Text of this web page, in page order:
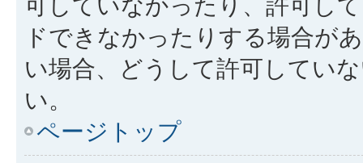
ドできなかったりする場合が
い場合、どうして許可してい
い。
ページトップ